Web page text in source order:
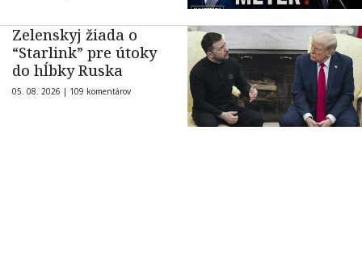
Zelenskyj žiada o
“Starlink” pre útoky
do hĺbky Ruska
05. 08. 2026 | 109 komentárov